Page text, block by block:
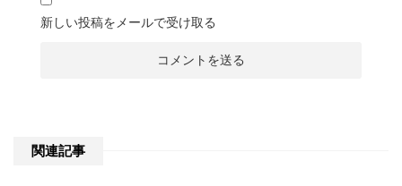
新しい投稿をメールで受け取る
関連記事